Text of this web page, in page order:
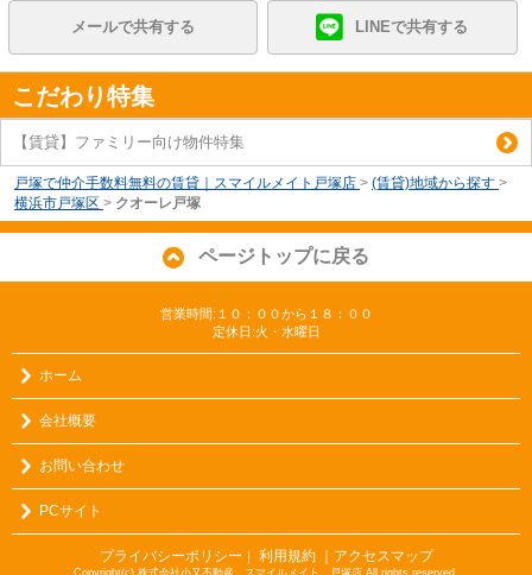
メールで共有する LINEで共有する
こだわり特集
【賃貸】ファミリー向け物件特集
戸塚で仲介手数料無料の賃貸｜スマイルメイト戸塚店 > (賃貸)地域から探す >
横浜市戸塚区 > クオーレ戸塚
ページトップに戻る
営業時間:１０：００から１８：００
定休日:火・水曜日
ホーム
会社概要
お問い合わせ
PCサイト
プライバシーポリシー ｜ 利用規約 ｜アクセスマップ